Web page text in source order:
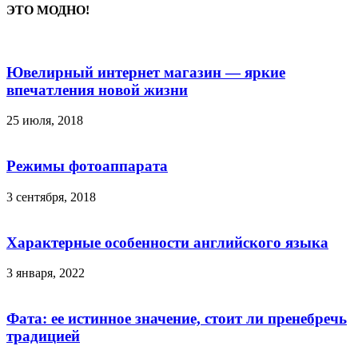
ЭТО МОДНО!
Ювелирный интернет магазин — яркие
впечатления новой жизни
25 июля, 2018
Режимы фотоаппарата
3 сентября, 2018
Характерные особенности английского языка
3 января, 2022
Фата: ее истинное значение, стоит ли пренебречь
традицией